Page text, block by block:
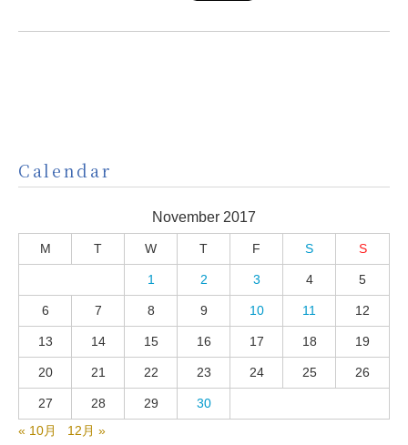
Calendar
November 2017
M T W T F S S
1 2 3 4 5
6 7 8 9 10 11 12
13 14 15 16 17 18 19
20 21 22 23 24 25 26
27 28 29
30
« 10月
12月 »